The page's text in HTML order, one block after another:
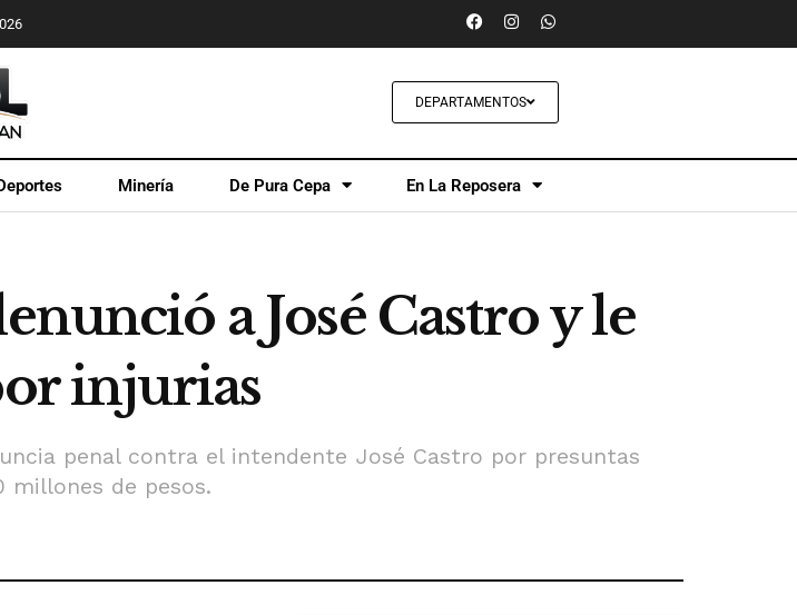
DEPARTAMENTOS
Minería De Pura Cepa En La Reposera
a José Castro y le
injurias
penal contra el intendente José Castro por presuntas
millones de pesos.